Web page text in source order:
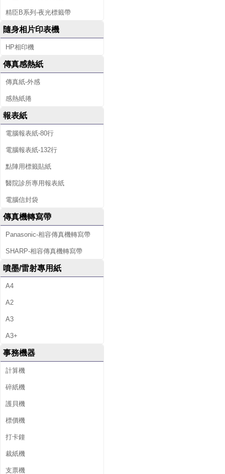
精臣B系列-夜光標籤帶
隨身相片印表機
HP相印機
傳真感熱紙
傳真紙-外感
感熱紙捲
報表紙
電腦報表紙-80行
電腦報表紙-132行
點陣用標籤貼紙
醫院診所專用報表紙
電腦信封袋
傳真機轉寫帶
Panasonic-相容傳真機轉寫帶
SHARP-相容傳真機轉寫帶
噴墨/雷射專用紙
A4
A2
A3
A3+
事務機器
計算機
碎紙機
護貝機
標價機
打卡鐘
裁紙機
支票機